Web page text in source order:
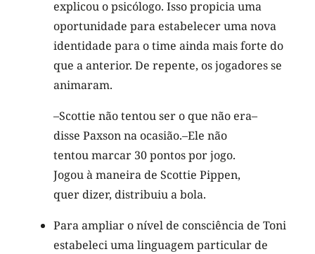
explicou o psicólogo. Isso propicia uma
oportunidade para estabelecer uma nova
identidade para o time ainda mais forte do
que a anterior. De repente, os jogadores se
animaram.
–Scottie não tentou ser o que não era–
disse Paxson na ocasião.–Ele não
tentou marcar 30 pontos por jogo.
Jogou à maneira de Scottie Pippen,
quer dizer, distribuiu a bola.
Para ampliar o nível de consciência de Toni
estabeleci uma linguagem particular de